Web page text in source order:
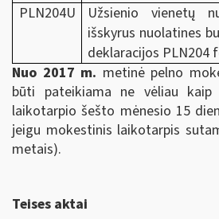
PLN204U
Užsienio vienetų
išskyrus nuolatines
deklaracijos PLN204
Nuo 2017 m. metinė pelno
būti pateikiama ne vėliau
laikotarpio šešto mėnesio 15
jeigu mokestinis laikotarpis
metais).
Teises aktai